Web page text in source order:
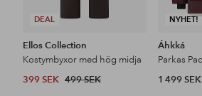
DEAL
Ellos Collection
Kostymbyxor med hög midja
399 SEK 499 SEK
NYHET!
Áhkká
1 499 SEK